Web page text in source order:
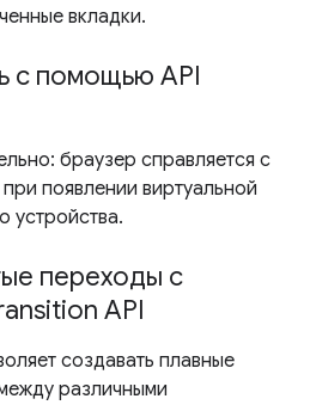
вкладки.
с помощью API
браузер справляется с
появлении виртуальной
устройства.
переходы с
API
создавать плавные
различными